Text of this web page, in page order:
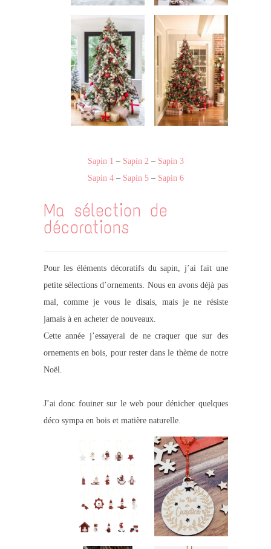
Sapin 1 – Sapin 2 – Sapin 3
Sapin 4– Sapin 5– Sapin 6
Ma sélection de
décorations
Pour les éléments décoratifs du sapin, j’ai fait une
petite sélections d’ornements. Nous en avons déjà pas
mal, comme je vous le disais, mais je ne résiste
jamais à en acheter de nouveaux.
Cette année j’essayerai de ne craquer que sur des
ornements en bois, pour rester dans le thème de notre
Noël.
J’ai donc fouiner sur le web pour dénicher quelques
déco sympa en bois et matière naturelle.